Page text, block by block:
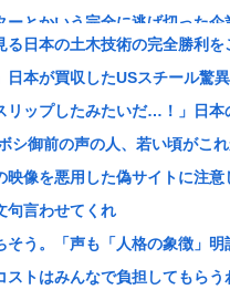
ーとかいう完全に逃げ切った企
行されました」検事「嘘では？
入れ反対派の若者にブチギレ→
しろ！」在韓米軍基地に突入し
疑い 詐取金で競艇か、国税当
リア地方予選、黒人女性が優勝
の席に、見知らぬ母子が。車掌
「寝たほうがいいのでは？」
500万貯めてん、これで焼き
る日本の土木技術の完全勝利を
日本が買収したUSスチール驚
リップしたみたいだ…！」日本
シ御前の声の人、若い頃がこれ
映像を悪用した偽サイトに注意
句言わせてくれ
そう。「声も「人格の象徴」明
トはみんなで負担してもらう